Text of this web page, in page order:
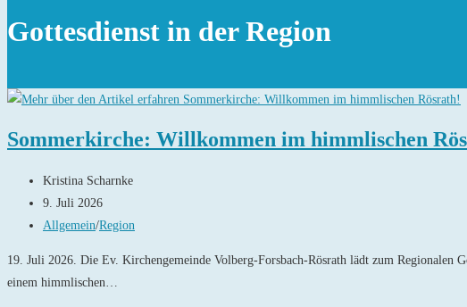
Gottesdienst in der Region
Sommerkirche: Willkommen im himmlischen
Beitrags-
Autor:
Kristina Scharnke
Beitrag
veröffentlicht:
9. Juli 2026
Beitrags-
Allgemein/Region
19. Juli 2026. Die Ev. Kirchengemeinde Volberg-Forsbach-Rösrath lädt zum Regionalen
einem himmlischen…